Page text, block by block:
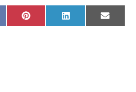
PinterestLinkedInEmail